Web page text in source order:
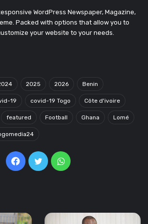
WordPress Newspaper, Magazine,
Packed with options that allow you to
your website to your needs.
2025 2026 Benin
19 covid-19 Togo Côte d'ivoire
featured Football Ghana Lomé
Facebook
TwitterWhatsApp